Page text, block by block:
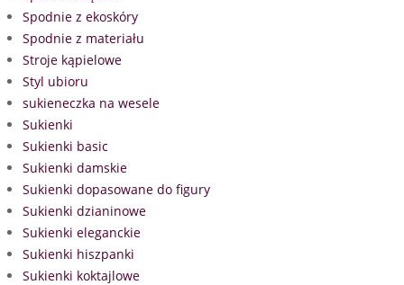
Spodnie z ekoskóry
Spodnie z materiału
Stroje kąpielowe
Styl ubioru
sukieneczka na wesele
Sukienki
Sukienki basic
Sukienki damskie
Sukienki dopasowane do figury
Sukienki dzianinowe
Sukienki eleganckie
Sukienki hiszpanki
Sukienki koktajlowe